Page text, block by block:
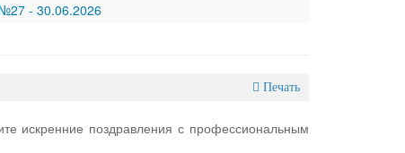
№27 - 30.06.2026
Печать
искренние поздравления с профессиональным